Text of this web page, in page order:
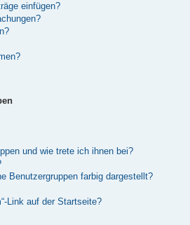
einfügen?
und wie trete ich ihnen bei?
Benutzergruppen farbig dargestellt?
Link auf der Startseite?